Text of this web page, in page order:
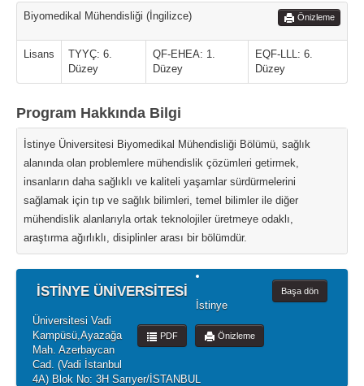
Biyomedikal Mühendisliği (İngilizce) Önizleme
Lisans
TYYÇ: 6.
Düzey
QF-EHEA: 1.
Düzey
EQF-LLL: 6.
Düzey
Program Hakkında Bilgi
İstinye Üniversitesi Biyomedikal Mühendisliği Bölümü, sağlık
alanında olan problemlere mühendislik çözümleri getirmek,
insanların daha sağlıklı ve kaliteli yaşamlar sürdürmelerini
sağlamak için tıp ve sağlık bilimleri, temel bilimler ile diğer
mühendislik alanlarıyla ortak teknolojiler üretmeye odaklı,
araştırma ağırlıklı, disiplinler arası bir bölümdür.
İSTİNYE ÜNİVERSİTESİ Başa dön
Önizleme
PDF
İstinye
Üniversitesi Vadi
Kampüsü,Ayazağa
Mah. Azerbaycan
Cad. (Vadi İstanbul
4A) Blok No: 3H Sarıyer/İSTANBUL